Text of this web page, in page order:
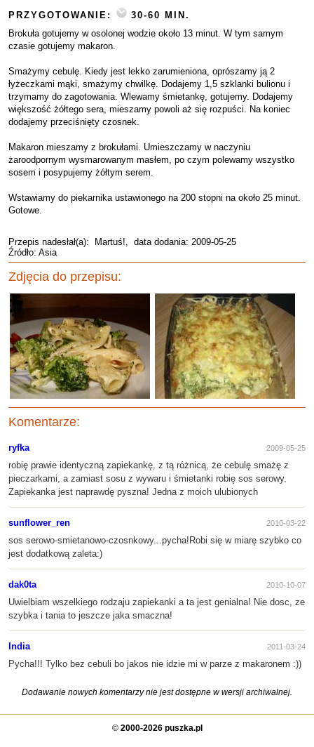
PRZYGOTOWANIE:
30-60 MIN.
Brokuła gotujemy w osolonej wodzie około 13 minut. W tym samym
czasie gotujemy makaron.
Smażymy cebulę. Kiedy jest lekko zarumieniona, oprószamy ją 2
łyżeczkami mąki, smażymy chwilkę. Dodajemy 1,5 szklanki bulionu i
trzymamy do zagotowania. Wlewamy śmietankę, gotujemy. Dodajemy
większość żółtego sera, mieszamy powoli aż się rozpuści. Na koniec
dodajemy przeciśnięty czosnek.
Makaron mieszamy z brokułami. Umieszczamy w naczyniu
żaroodpornym wysmarowanym masłem, po czym polewamy wszystko
sosem i posypujemy żółtym serem.
Wstawiamy do piekarnika ustawionego na 200 stopni na około 25 minut.
Gotowe.
Przepis nadesłał(a): Martuś!, data dodania: 2009-05-25
Źródło: Asia
Zdjęcia do przepisu:
Komentarze:
ryfka 2009-05-25
robię prawie identyczną zapiekankę, z tą różnicą, że cebulę smażę z
pieczarkami, a zamiast sosu z wywaru i śmietanki robię sos serowy.
Zapiekanka jest naprawdę pyszna! Jedna z moich ulubionych
sunflower_ren 2010-03-22
sos serowo-smietanowo-czosnkowy...pycha!Robi się w miarę szybko co
jest dodatkową zaleta:)
dak0ta 2010-10-07
Uwielbiam wszelkiego rodzaju zapiekanki a ta jest genialna! Nie dosc, ze
szybka i tania to jeszcze jaka smaczna!
India 2011-03-24
Pycha!!! Tylko bez cebuli bo jakos nie idzie mi w parze z makaronem :))
Dodawanie nowych komentarzy nie jest dostępne w wersji archiwalnej.
© 2000-2026 puszka.pl